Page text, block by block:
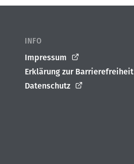
INFO
Impressum
Erklärung zur Barrierefreiheit
Datenschutz